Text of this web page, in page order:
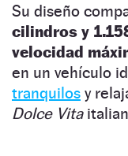
Su diseño
cilindros y
velocidad
en un vehículo
tranquilos y
Dolce Vita